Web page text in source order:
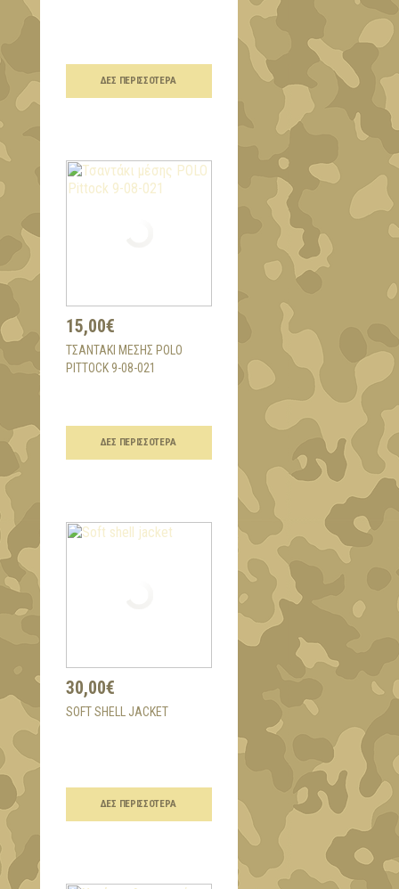
ΔΕΣ ΠΕΡΙΣΣΌΤΕΡΑ
15,00€
ΤΣΑΝΤΆΚΙ ΜΈΣΗΣ POLO
PITTOCK 9-08-021
ΔΕΣ ΠΕΡΙΣΣΌΤΕΡΑ
30,00€
SOFT SHELL JACKET
ΔΕΣ ΠΕΡΙΣΣΌΤΕΡΑ